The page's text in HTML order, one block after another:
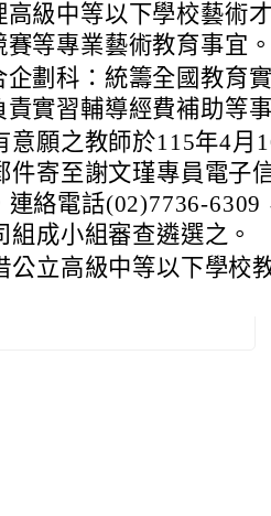
高級中等以下學校藝術
賽等專業藝術教育事宜
企劃科：統籌全國教育
責實習輔導經費補助等
意願之教師於115年4月
件寄至謝文瑾專員電子
連絡電話(02)7736-
組成小組審查遴選之。
公立高級中等以下學校